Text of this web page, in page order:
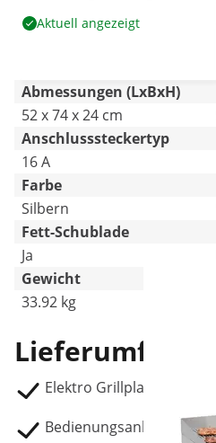
4400 W
Aktuell angezeigt
Abmessungen (LxBxH)
52 x 74 x 24 cm
Anschlusssteckertyp
16 A
Farbe
Silbern
Fett-Schublade
Ja
Gewicht
33.92 kg
Lieferumfang
Elektro Grillplatte
Bedienungsanleitung